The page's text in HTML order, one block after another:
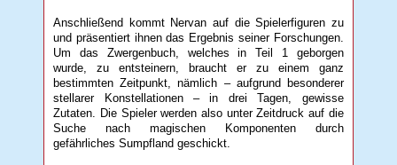
Anschließend kommt Nervan auf die Spielerfiguren zu
und präsentiert ihnen das Ergebnis seiner Forschungen.
Um das Zwergenbuch, welches in Teil 1 geborgen
wurde, zu entsteinern, braucht er zu einem ganz
bestimmten Zeitpunkt, nämlich – aufgrund besonderer
stellarer Konstellationen – in drei Tagen, gewisse
Zutaten. Die Spieler werden also unter Zeitdruck auf die
Suche nach magischen Komponenten durch
gefährliches Sumpfland geschickt.